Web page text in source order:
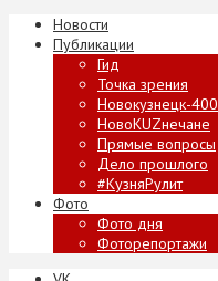
Новости
Публикации
Гид
Точка зрения
Новокузнецк-400
НовоKUZнечане
Прямые вопросы
Дело прошлого
#КузняРулит
Фото
Фото дня
Фоторепортажи